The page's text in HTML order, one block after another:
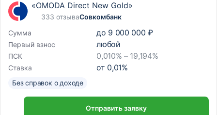
«OMODA Direct New Gold»
333 отзываСовкомбанк
Сумма
до 9 000 000 ₽
Первый взнос любой
ПСК 0,010% – 19,194%
Ставка от 0,01%
Без справок о доходе
Отправить заявку